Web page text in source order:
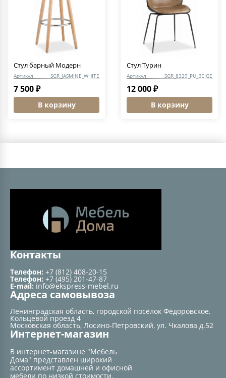
Стул барный Модерн
Артикул SGR_JASMINE_WHITE
7 500 ₽
В корзину
Стул Турин
Артикул SGR_8329_PU_BEIGE
12 000 ₽
В корзину
Контакты
Телефон: +7 (812) 408-20-15
Телефон: +7 (495) 201-47-87
E-mail: info@ekspress-mebel.ru
Адреса самовывоза
Ленинградская область, городской посёлок Фёдоровское,
Кольцевой проезд 4
Московская область, Лосино-Петровский, ул. Чкалова д.52
Интернет-магазин
В интернет-магазине "Мебель
Дома" представлен широкий
ассортимент домашней и офисной
мебели по низкой стоимости.